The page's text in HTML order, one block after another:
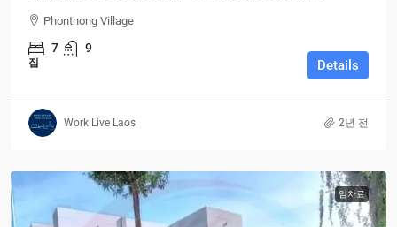
Phonthong Village
7 9
집 Details
Work Live Laos 2년 전
임차료